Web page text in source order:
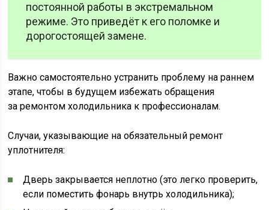
постоянной работы в экстремальном
режиме. Это приведёт к его поломке и
дорогостоящей замене.
Важно самостоятельно устранить проблему на раннем
этапе, чтобы в будущем избежать обращения
за ремонтом холодильника к профессионалам.
Случаи, указывающие на обязательный ремонт
уплотнителя:
Дверь закрывается неплотно (это легко проверить,
если поместить фонарь внутрь холодильника);